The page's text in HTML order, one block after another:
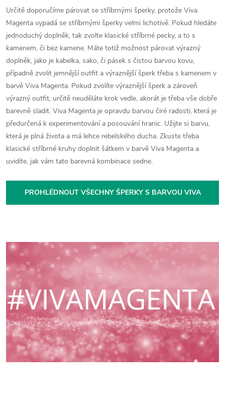
Určitě doporučíme párovat se stříbrnými šperky, protože Viva
Magenta vypadá se stříbrnými šperky velmi lichotivě. Pokud hledáte
jednoduchý doplněk, tak zvolte klasické stříbrné pecky, a to s
kamenem, či bez kamene. Máte totiž možnost párovat výrazný
doplněk, jako je kabelka, sako, či pásek s čistou barvou kovu,
případně zvolit jemnější outfit a výraznější šperk třeba s kamenem v
barvě Viva Magenta. Pokud zvolíte výraznější šperk a zároveň
výrazný outfit, určitě neuděláte krok vedle, akorát je třeba vše dobře
barevně sladit. Viva Magenta je opravdu barvou čiré radosti, která je
předurčená k experimentování a posouvání hranic. Užijte si barvu,
která je plná života a má lehce rebelského ducha. Zkuste třeba
klasické stříbrné kruhy doplnit šátkem v barvě Viva Magenta a
uvidíte, jak vám tato barevná kombinace sedne.
PROHLÉDNOUT VŠECHNY ŠPERKY S BARVOU VIVA